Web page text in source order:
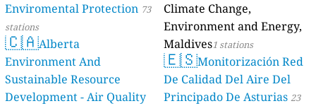
Enviromental Protection 73
stations
🇨🇦Alberta
Environment And
Sustainable Resource
Development - Air Quality
Climate Change,
Environment and Energy,
Maldives1 stations
🇪🇸Monitorización Red
De Calidad Del Aire Del
Principado De Asturias 23